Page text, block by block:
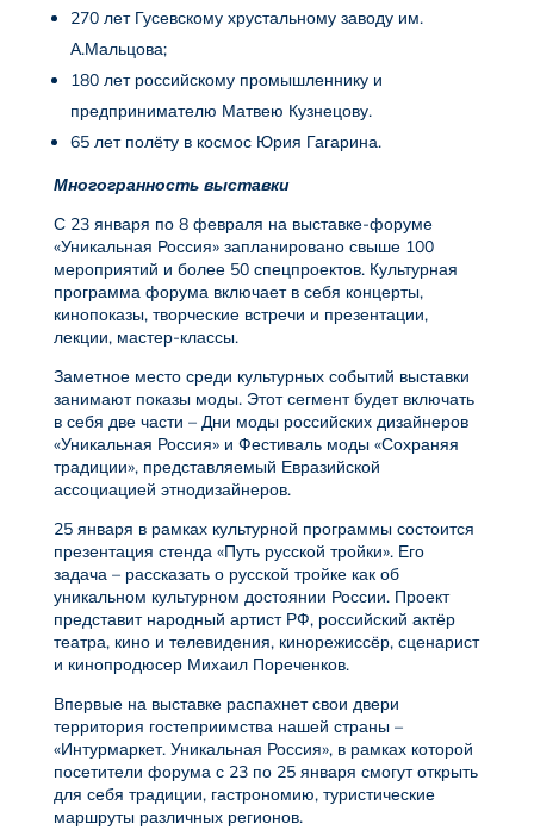
270 лет Гусевскому хрустальному заводу им.
А.Мальцова;
180 лет российскому промышленнику и
предпринимателю Матвею Кузнецову.
65 лет полёту в космос Юрия Гагарина.
Многогранность выставки
С 23 января по 8 февраля на выставке-форуме
«Уникальная Россия» запланировано свыше 100
мероприятий и более 50 спецпроектов. Культурная
программа форума включает в себя концерты,
кинопоказы, творческие встречи и презентации,
лекции, мастер-классы.
Заметное место среди культурных событий выставки
занимают показы моды. Этот сегмент будет включать
в себя две части – Дни моды российских дизайнеров
«Уникальная Россия» и Фестиваль моды «Сохраняя
традиции», представляемый Евразийской
ассоциацией этнодизайнеров.
25 января в рамках культурной программы состоится
презентация стенда «Путь русской тройки». Его
задача – рассказать о русской тройке как об
уникальном культурном достоянии России. Проект
представит народный артист РФ, российский актёр
театра, кино и телевидения, кинорежиссёр, сценарист
и кинопродюсер Михаил Пореченков.
Впервые на выставке распахнет свои двери
территория гостеприимства нашей страны –
«Интурмаркет. Уникальная Россия», в рамках которой
посетители форума с 23 по 25 января смогут открыть
для себя традиции, гастрономию, туристические
маршруты различных регионов.